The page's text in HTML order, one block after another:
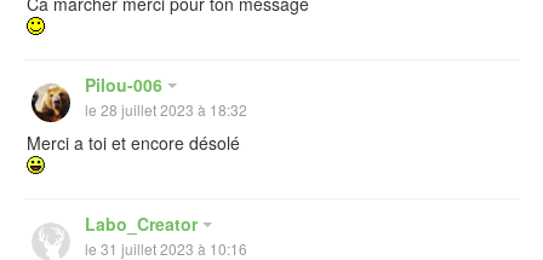
Pilou-006
le 28 juillet 2023 à 18:32
Merci a toi et encore désolé
Labo_Creator
le 31 juillet 2023 à 10:16